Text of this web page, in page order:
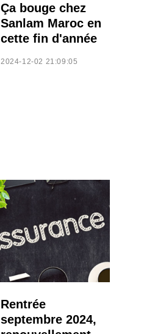
Ça bouge chez
Sanlam Maroc en
cette fin d'année
2024-12-02 21:09:05
Rentrée
septembre 2024,